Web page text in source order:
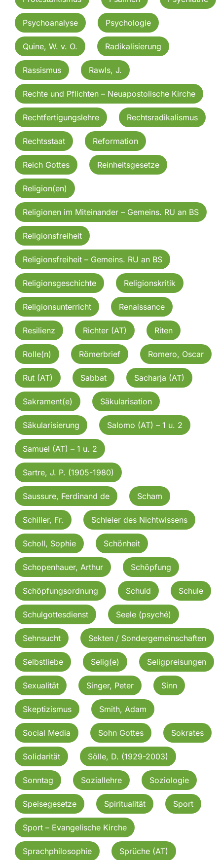
Psychoanalyse Psychologie
Quine, W. v. O. Radikalisierung
Rassismus Rawls, J.
Rechte und Pflichten – Neuapostolische Kirche
Rechtfertigungslehre Rechtsradikalismus
Rechtsstaat Reformation
Reich Gottes Reinheitsgesetze
Religion(en)
Religionen im Miteinander – Gemeins. RU an BS
Religionsfreiheit
Religionsfreiheit – Gemeins. RU an BS
Religionsgeschichte Religionskritik
Religionsunterricht Renaissance
Resilienz Richter (AT) Riten
Rolle(n) Römerbrief Romero, Oscar
Rut (AT) Sabbat Sacharja (AT)
Sakrament(e) Säkularisation
Säkularisierung Salomo (AT) – 1 u. 2
Samuel (AT) – 1 u. 2
Sartre, J. P. (1905-1980)
Saussure, Ferdinand de Scham
Schiller, Fr. Schleier des Nichtwissens
Scholl, Sophie Schönheit
Schopenhauer, Arthur Schöpfung
Schöpfungsordnung Schuld Schule
Schulgottesdienst Seele (psyché)
Sehnsucht Sekten / Sondergemeinschaften
Selbstliebe Selig(e) Seligpreisungen
Sexualität Singer, Peter Sinn
Skeptizismus Smith, Adam
Social Media Sohn Gottes Sokrates
Solidarität Sölle, D. (1929-2003)
Sonntag Soziallehre Soziologie
Speisegesetze Spiritualität Sport
Sport – Evangelische Kirche
Sprachphilosophie Sprüche (AT)